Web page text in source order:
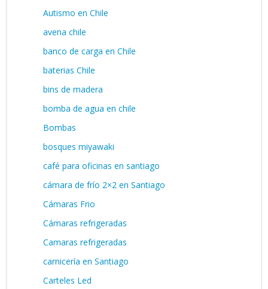
Autismo en Chile
avena chile
banco de carga en Chile
baterias Chile
bins de madera
bomba de agua en chile
Bombas
bosques miyawaki
café para oficinas en santiago
cámara de frío 2×2 en Santiago
Cámaras Frio
Cámaras refrigeradas
Camaras refrigeradas
carnicería en Santiago
Carteles Led